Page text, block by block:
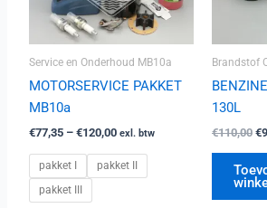
Service en Onderhoud MB10a
MOTORSERVICE PAKKET
MB10a
€77,35 – €120,00 exl. btw
pakket I
pakket II
pakket III
kan
gekozen
worden
productpagina
Brandstof
130L
€110,00 €